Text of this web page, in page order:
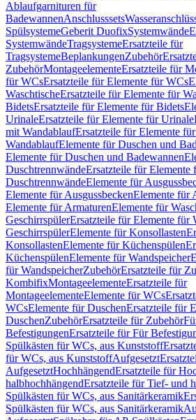
Ablaufgarnituren für
BadewannenAnschlusssets
SpülsystemeGeberit DuofixSystemwände
SystemwändeTragsystemeErsatzteile für
TragsystemeBeplankungenZubehör
ZubehörMontageelementeErsatzteile für
für WCsErsatzteile für Elemente für WCs
WaschtischeErsatzteile für Elemente für
BidetsErsatzteile für Elemente für Bidets
UrinaleErsatzteile für Elemente für Urinale
mit WandablaufErsatzteile für Elemente
WandablaufElemente für Duschen und
Elemente für Duschen und Badewannen
DuschtrennwändeErsatzteile für Elemente
DuschtrennwändeElemente für
Elemente für AusgussbeckenElemente für
Elemente für ArmaturenElemente für
GeschirrspülerErsatzteile für Elemente für
GeschirrspülerElemente für Konsollasten
KonsollastenElemente für Küchenspülen
KüchenspülenElemente für Wandspeicher
für WandspeicherZubehörErsatzteile für
KombifixMontageelementeErsatzteile für
MontageelementeElemente für WCs
WCsElemente für DuschenErsatzteile für
DuschenZubehörErsatzteile für Zubehör
BefestigungenErsatzteile für Für
Spülkästen für WCs, aus Kunststoff
für WCs, aus KunststoffAufgesetzt
AufgesetztHochhängendErsatzteile für
halbhochhängendErsatzteile für Tief- und
Spülkästen für WCs, aus Sanitärkeramik
Spülkästen für WCs, aus Sanitärkeramik